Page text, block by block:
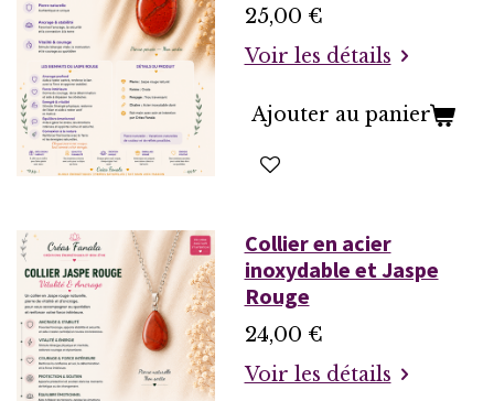
25,00 €
Voir les détails
Ajouter au panier
Collier en acier
inoxydable et Jaspe
Rouge
24,00 €
Voir les détails